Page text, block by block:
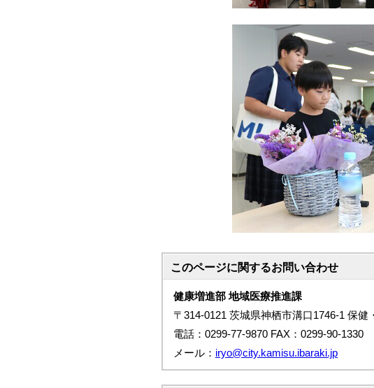
このページに関するお問い合わせ
健康増進部 地域医療推進課
〒314-0121 茨城県神栖市溝口1746-1 保健
電話：0299-77-9870 FAX：0299-90-1330
メール： iryo@city.kamisu.ibaraki.jp